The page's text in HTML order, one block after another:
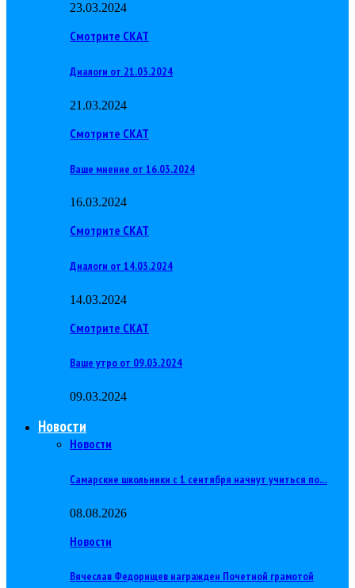
23.03.2024
Смотрите СКАТ
Диалоги от 21.03.2024
21.03.2024
Смотрите СКАТ
Ваше мнение от 16.03.2024
16.03.2024
Смотрите СКАТ
Диалоги от 14.03.2024
14.03.2024
Смотрите СКАТ
Ваше утро от 09.03.2024
09.03.2024
Новости
Новости
Самарские школьники с 1 сентября начнут учиться по…
08.08.2026
Новости
Вячеслав Федорищев награжден Почетной грамотой